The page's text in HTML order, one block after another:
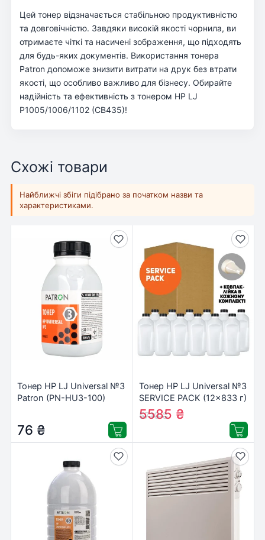
Цей тонер відзначається стабільною продуктивністю
та довговічністю. Завдяки високій якості чорнила, ви
отримаєте чіткі та насичені зображення, що підходять
для будь-яких документів. Використання тонера
Patron допоможе знизити витрати на друк без втрати
якості, що особливо важливо для бізнесу. Обирайте
надійність та ефективність з тонером HP LJ
P1005/1006/1102 (CB435)!
Схожі товари
Найближчі збіги підібрано за початком назви та
характеристиками.
Тонер HP LJ Universal №3
Patron (PN-HU3-100)
76 ₴
Тонер HP LJ Universal №3
SERVICE PACK (12×833 г)
Patron (T-PN-HU3-10SP)
5710₴
5585 ₴